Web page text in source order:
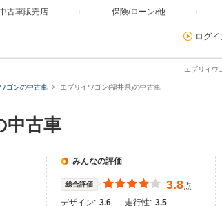
古車販売店 保険/ローン/他
ログイ
エブリイワ
ゴンの中古車 エブリイワゴン(福井県)の中古車
中古車
みんなの評価
総合評価 3.8点
デザイン: 3.6 走行性: 3.5